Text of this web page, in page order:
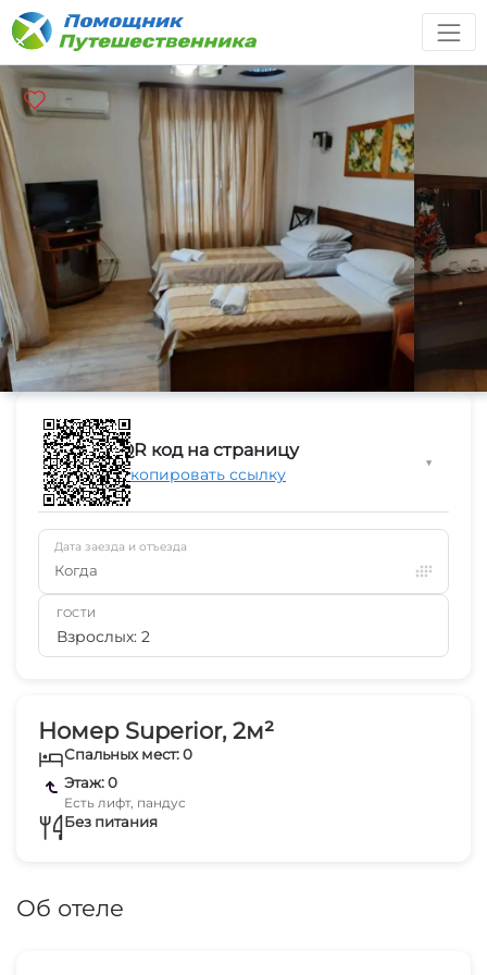
Номер Superior, 2м²
Спальных мест: 0
Этаж: 0
Есть лифт, пандус
Без питания
Об отеле
QR код на страницу
Скопировать ссылку
▼
Дата заезда и отъезда
Когда
ГОСТИ
Взрослых: 2